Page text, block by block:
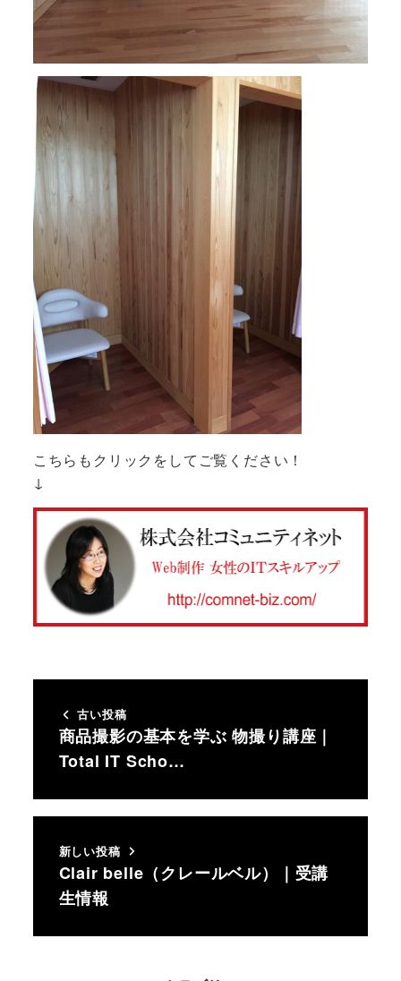
こちらもクリックをしてご覧ください！
↓
古い投稿
商品撮影の基本を学ぶ 物撮り講座｜
Total IT Scho…
新しい投稿
Clair belle（クレールベル）｜受講
生情報